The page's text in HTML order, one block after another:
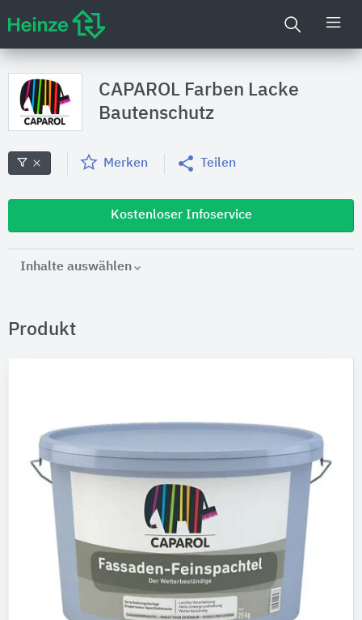
CAPAROL Farben Lacke
Bautenschutz
Merken Teilen
Kostenloser Infoservice
Inhalte auswählen
Produkt